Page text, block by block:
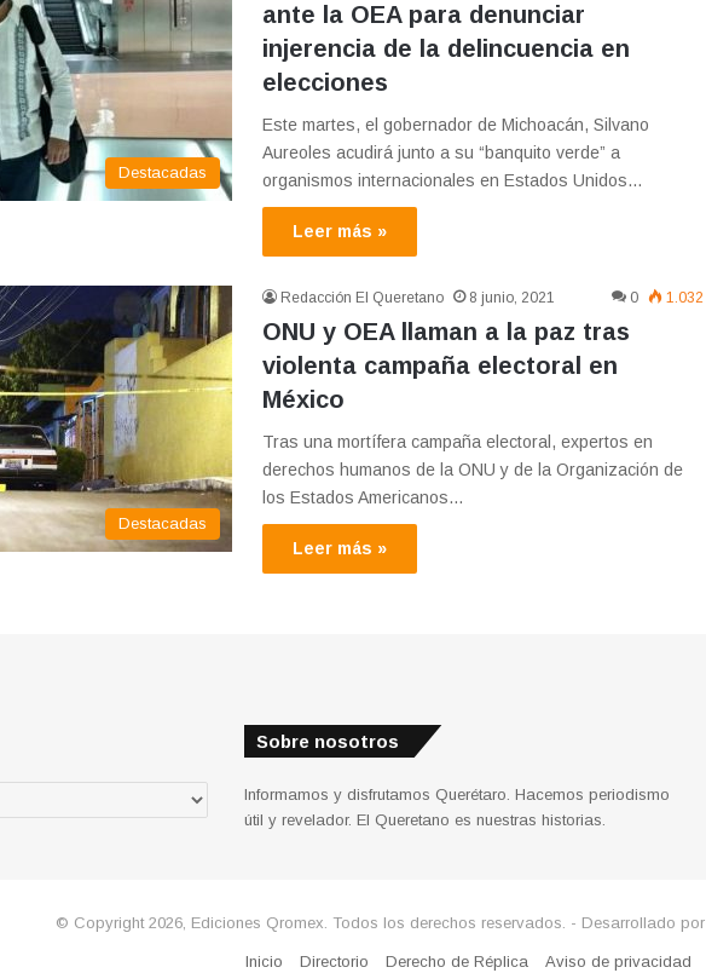
Destacadas
ante la OEA para denunciar
injerencia de la delincuencia en
elecciones
Este martes, el gobernador de Michoacán, Silvano
Aureoles acudirá junto a su “banquito verde” a
organismos internacionales en Estados Unidos…
Leer más »
Destacadas
Redacción El Queretano 8 junio, 2021 0 1.032
ONU y OEA llaman a la paz tras
violenta campaña electoral en
México
Tras una mortífera campaña electoral, expertos en
derechos humanos de la ONU y de la Organización de
los Estados Americanos…
Leer más »
Sobre nosotros
Informamos y disfrutamos Querétaro. Hacemos periodismo
útil y revelador. El Queretano es nuestras historias.
© Copyright 2026, Ediciones Qromex. Todos los derechos reservados. - Desarrollado por
Inicio Directorio Derecho de Réplica Aviso de privacidad